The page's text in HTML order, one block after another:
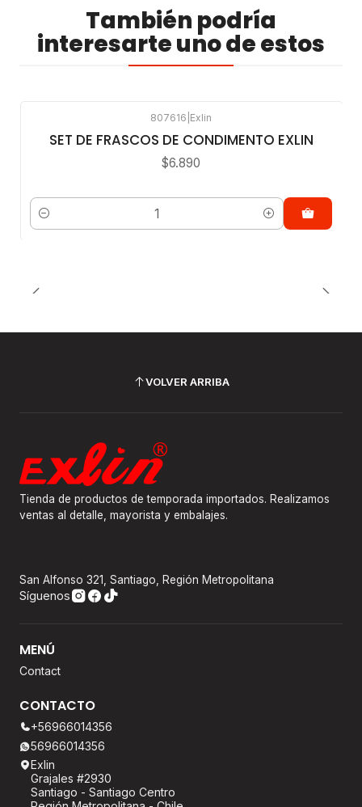
También podría
interesarte uno de estos
807616 Exlin
SET DE FRASCOS DE CONDIMENTO EXLIN
$6.890
Cantidad
VOLVER ARRIBA
Tienda de productos de temporada importados. Realizamos
ventas al detalle, mayorista y embalajes.
San Alfonso 321, Santiago, Región Metropolitana
Síguenos
MENÚ
Contact
CONTACTO
+56966014356
56966014356
Exlin
Grajales #2930
Santiago - Santiago Centro